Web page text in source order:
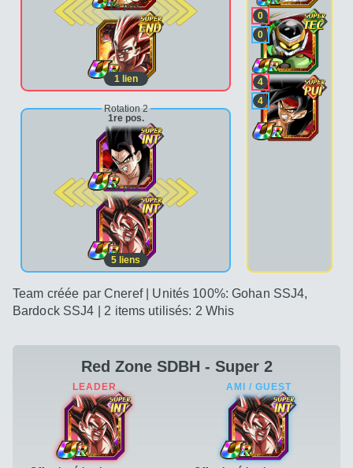
2e pos.
1lien
Rotation 2
1re pos.
2e pos.
5 liens
0
0
4
4
Team créée par Cneref | Unités 100%: Gohan SSJ4,
Bardock SSJ4 | 2 items utilisés: 2 Whis
Red Zone SDBH - Super 2